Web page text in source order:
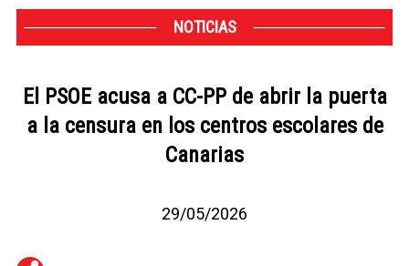
NOTICIAS
El PSOE acusa a CC-PP de abrir la puerta
a la censura en los centros escolares de
Canarias
29/05/2026